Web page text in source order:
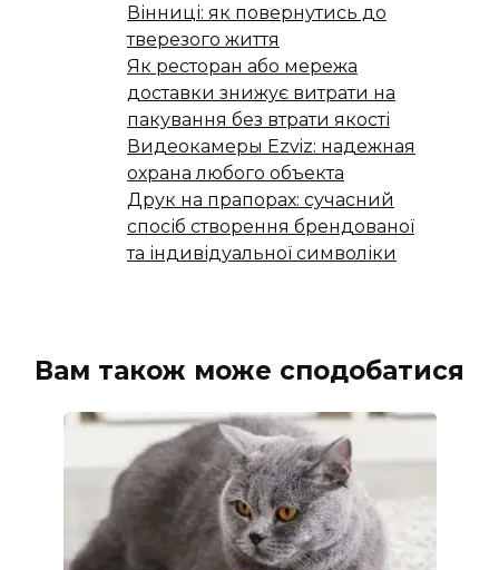
Вінниці: як повернутись до
тверезого життя
Як ресторан або мережа
доставки знижує витрати на
пакування без втрати якості
Видеокамеры Ezviz: надежная
охрана любого объекта
Друк на прапорах: сучасний
спосіб створення брендованої
та індивідуальної символіки
Вам також може сподобатися